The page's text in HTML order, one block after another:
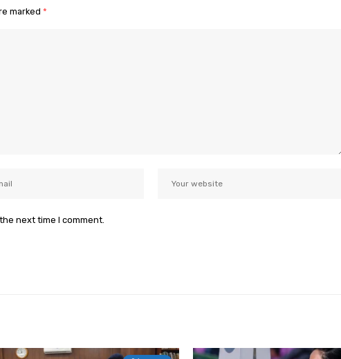
marked *
next time I comment.